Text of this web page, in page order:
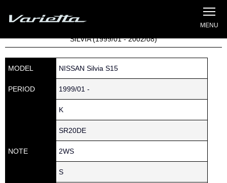
Home
Parts catalog
SILVIA (1999/01 - 2002/08)
MODEL NISSAN Silvia S15
PERIOD 1999/01 -
NOTE
K
SR20DE
2WS
S